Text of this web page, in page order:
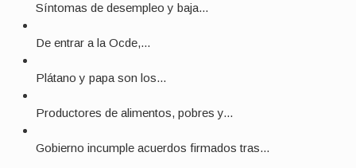
Síntomas de desempleo y baja...
De entrar a la Ocde,...
Plátano y papa son los...
Productores de alimentos, pobres y...
Gobierno incumple acuerdos firmados tras...